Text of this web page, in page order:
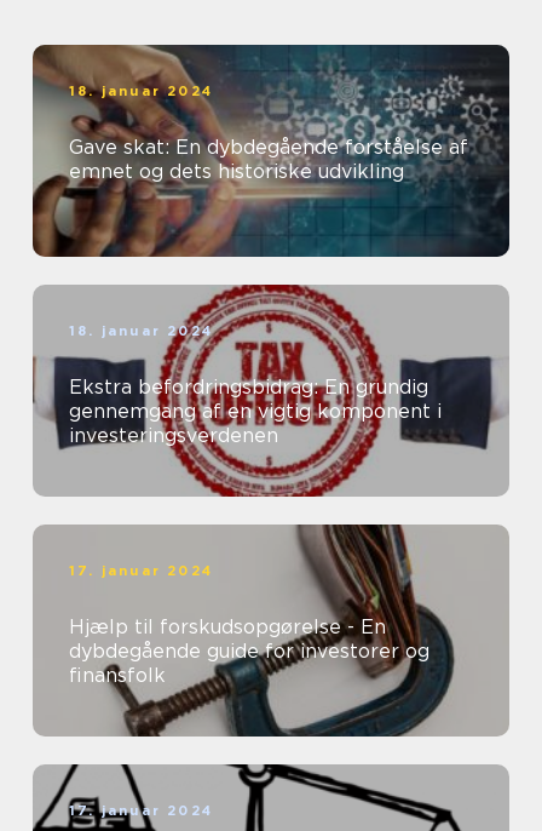
18. januar 2024
Gave skat: En dybdegående forståelse af
emnet og dets historiske udvikling
18. januar 2024
Ekstra befordringsbidrag: En grundig
gennemgang af en vigtig komponent i
investeringsverdenen
17. januar 2024
Hjælp til forskudsopgørelse - En
dybdegående guide for investorer og
finansfolk
17. januar 2024